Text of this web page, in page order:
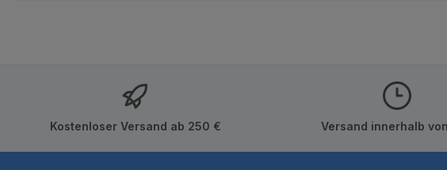
Kostenloser Versand ab 250 € Versand innerhalb